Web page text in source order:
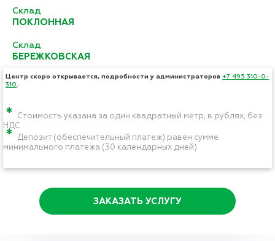
Склад
ПОКЛОННАЯ
Склад
БЕРЕЖКОВСКАЯ
Центр скоро открывается, подробности у администраторов+7 495 310-0-
310.
* Стоимость указана за один квадратный метр, в рублях, без
НДС
* Депозит (обеспечительный платеж) равен сумме
минимального платежа (30 календарных дней)
ЗАКАЗАТЬ УСЛУГУ